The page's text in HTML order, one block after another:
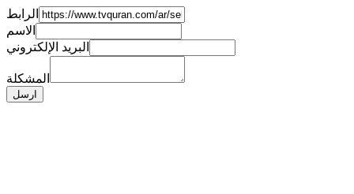
الرابط
الاسم
البريد الإلكتروني
المشكلة
ارسل